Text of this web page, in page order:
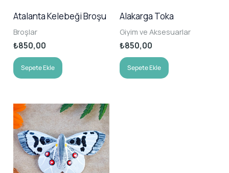
Atalanta Kelebeği Broşu
Broşlar
₺850,00
Sepete Ekle
Alakarga Toka
Giyim ve Aksesuarlar
₺850,00
Sepete Ekle